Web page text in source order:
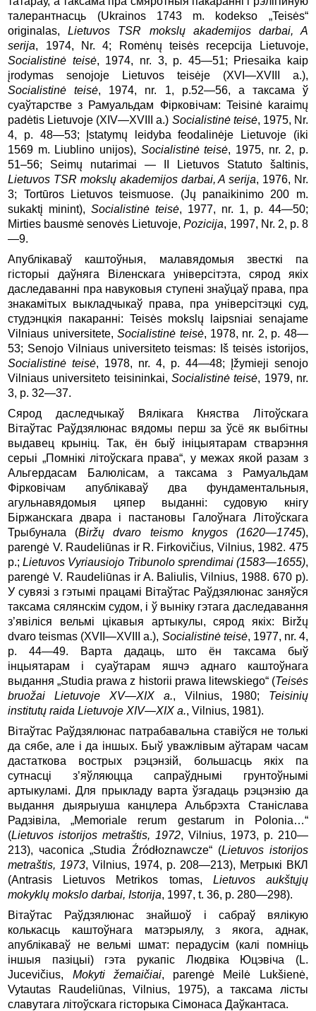
талерантнасць (Ukrainos 1743 m. kodekso „Teisės“
originalas,Lietuvos TSR mokslų akademijos darbai, A
serija, 1974, Nr. 4; Romėnų teisės recepcija Lietuvoje,
Socialistinė teisė, 1974, nr. 3, p. 45—51; Priesaika kaip
įrodymas senojoje Lietuvos teisėje (XVI—XVIII a.),
Socialistinė teisė, 1974, nr. 1, p.52—56, а таксама ў
суаўтарстве з Рамуальдам Фірковічам: Teisinė karaimų
padėtis Lietuvoje (XIV—XVIII a.) Socialistinė teisė, 1975, Nr.
4, p. 48—53; Įstatymų leidyba feodalinėje Lietuvoje (iki
1569 m. Liublino unijos), Socialistinė teisė, 1975, nr. 2, p.
51–56; Seimų nutarimai — II Lietuvos Statuto šaltinis,
Lietuvos TSR mokslų akademijos darbai, A serija, 1976, Nr.
3; Tortūros Lietuvos teismuose. (Jų panaikinimo 200 m.
sukaktį minint),Socialistinė teisė, 1977, nr. 1, p. 44—50;
Mirties bausmė senovės Lietuvoje,Pozicija, 1997, Nr. 2, p. 8
—9.
Апублікаваў каштоўныя, малавядомыя звесткі па
гісторыі даўняга Віленскага універсітэта, сярод якіх
даследаванні пра навуковыя ступені знаўцаў права, пра
знакамітых выкладчыкаў права, пра універсітэцкі суд,
студэнцкія пакаранні: Teisės mokslų laipsniai senajame
Vilniaus universitete,Socialistinė teisė, 1978, nr. 2, p. 48—
53; Senojo Vilniaus universiteto teismas: Iš teisės istorijos,
Socialistinė teisė, 1978, nr. 4, p. 44—48; Įžymieji senojo
Vilniaus universiteto teisininkai, Socialistinė teisė, 1979, nr.
3, p. 32—37.
Сярод даследчыкаў Вялікага Княства Літоўскага
Вітаўтас Раўдзялюнас вядомы перш за ўсё як выбітны
выдавец крыніц. Так, ён быў ініцыятарам стварэння
серыі „Помнікі літоўскага права“, у межах якой разам з
Альгердасам Балюлісам, а таксама з Рамуальдам
Фірковічам апублікаваў два фундаментальныя,
агульнавядомыя цяпер выданні: судовую кнігу
Біржанскага двара і пастановы Галоўнага Літоўскага
Трыбунала (Biržų dvaro teismo knygos (1620—1745),
parengė V. Raudeliūnas ir R. Firkovičius, Vilnius, 1982. 475
p.;Lietuvos Vyriausiojo Tribunolo sprendimai (1583—1655),
parengė V. Raudeliūnas ir A. Baliulis, Vilnius, 1988. 670 p).
У сувязі з гэтымі працамі Вітаўтас Раўдзялюнас заняўся
таксама сялянскім судом, і ў выніку гэтага даследавання
з’явіліся вельмі цікавыя артыкулы, сярод якіх: Biržų
dvaro teismas (XVII—XVIII a.), Socialistinė teisė, 1977, nr. 4,
p. 44—49. Варта дадаць, што ён таксама быў
інцыятарам і суаўтарам яшчэ аднаго каштоўнага
выдання „Studia prawa z historii prawa litewskiego“ (Teisės
bruožai Lietuvoje XV—XIX a., Vilnius, 1980; Teisinių
institutų raida Lietuvoje XIV—XIX a., Vilnius, 1981).
Вітаўтас Раўдзялюнас патрабавальна ставіўся не толькі
да сябе, але і да іншых. Быў уважлівым аўтарам часам
дастаткова вострых рэцэнзій, большасць якіх па
сутнасці з’яўляюцца сапраўднымі грунтоўнымі
артыкуламі. Для прыкладу варта ўзгадаць рэцэнзію да
выдання дыярыуша канцлера Альбрэхта Станіслава
Радзівіла, „Memoriale rerum gestarum in Polonia…“
(Lietuvos istorijos metraštis, 1972, Vilnius, 1973, p. 210—
213), часопіса „Studia Źródłoznawcze“ (Lietuvos istorijos
metraštis, 1973, Vilnius, 1974, p. 208—213), Метрыкі ВКЛ
(Antrasis Lietuvos Metrikos tomas, Lietuvos aukštųjų
mokyklų mokslo darbai, Istorija, 1997, t. 36, p. 280—298).
Вітаўтас Раўдзялюнас знайшоў і сабраў вялікую
колькасць каштоўнага матэрыялу, з якога, аднак,
апублікаваў не вельмі шмат: перадусім (калі помніць
іншыя пазіцыі) гэта рукапіс Людвіка Юцэвіча (L.
Jucevičius, Mokyti žemaičiai, parengė Meilė Lukšienė,
Vytautas Raudeliūnas, Vilnius, 1975), а таксама лісты
славутага літоўскага гісторыка Сімонаса Даўкантаса.